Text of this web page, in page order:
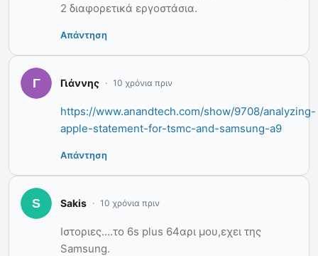
2 διαφορετικά εργοστάσια.
Απάντηση
Γιάννης 10 χρόνια πριν
https://www.anandtech.com/show/9708/analyzing-
apple-statement-for-tsmc-and-samsung-a9
Απάντηση
Sakis 10 χρόνια πριν
Ιστοριες….το 6s plus 64αρι μου,εχει της
Samsung.